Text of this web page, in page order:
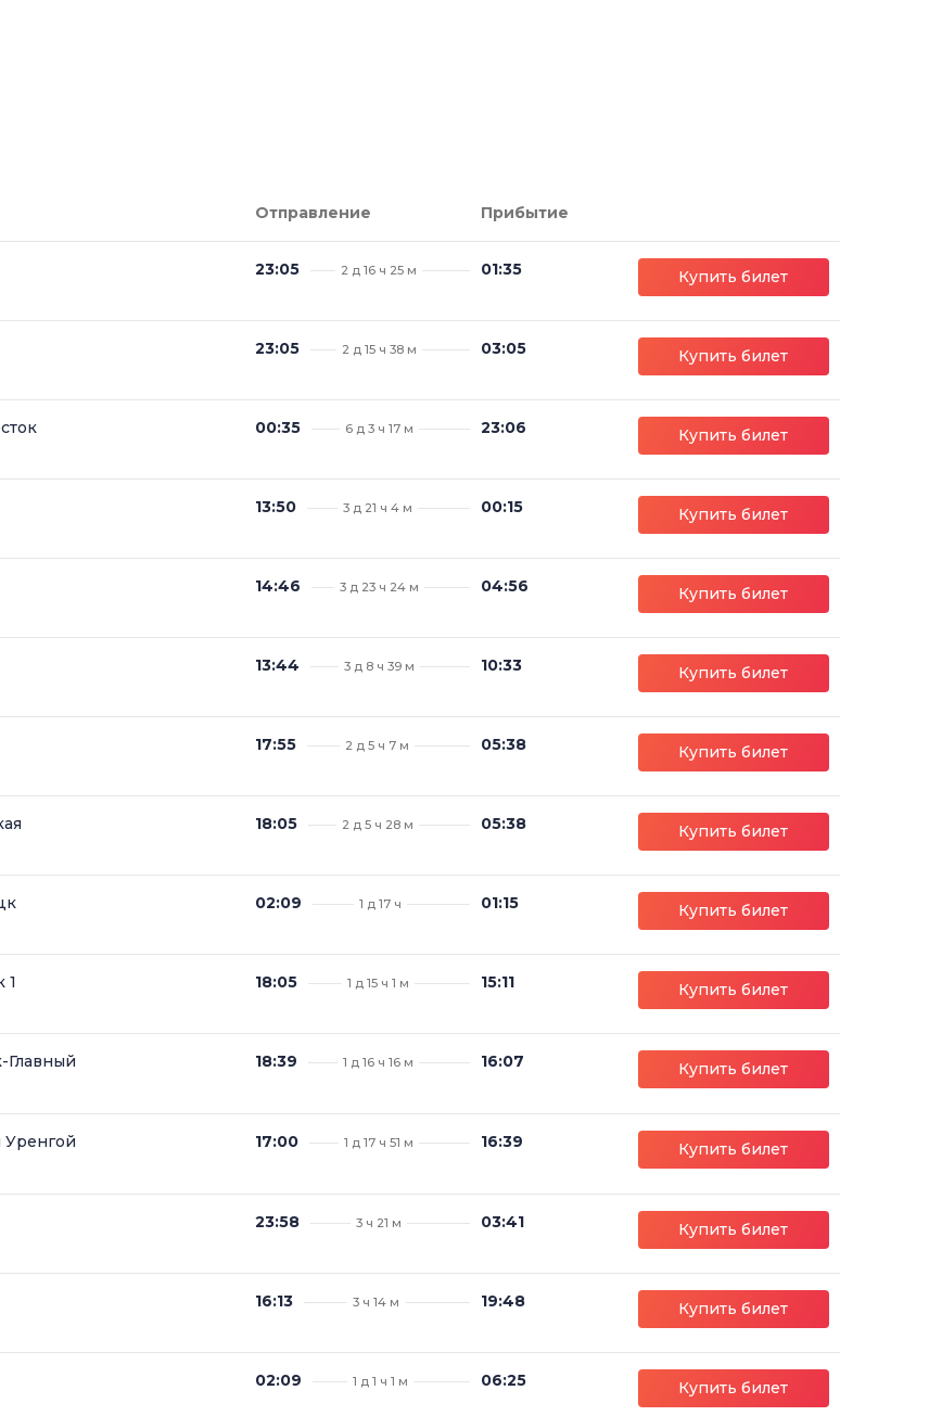
Отправление Прибытие
23:05 2 д 16 ч 25 м 01:35 Купить билет
23:05 2 д 15 ч 38 м 03:05 Купить билет
00:35 6 д 3 ч 17 м 23:06 Купить билет
13:50 3 д 21 ч 4 м 00:15 Купить билет
14:46 3 д 23 ч 24 м 04:56 Купить билет
13:44 3 д 8 ч 39 м 10:33 Купить билет
17:55 2 д 5 ч 7 м 05:38 Купить билет
18:05 2 д 5 ч 28 м 05:38 Купить билет
02:09 1 д 17 ч 01:15 Купить билет
1 18:05 1 д 15 ч 1 м 15:11 Купить билет
18:39 1 д 16 ч 16 м 16:07 Купить билет
17:00 1 д 17 ч 51 м 16:39 Купить билет
23:58 3 ч 21 м 03:41 Купить билет
16:13 3 ч 14 м 19:48 Купить билет
02:09 1 д 1 ч 1 м 06:25 Купить билет